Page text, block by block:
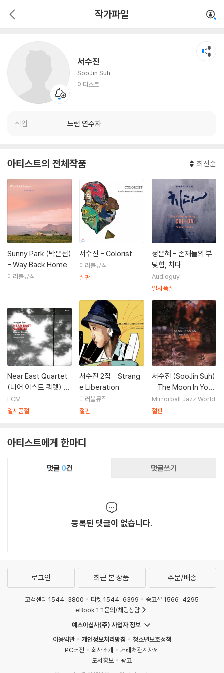
작가파일
서수진
SooJin Suh
아티스트
직업 드럼 연주자
아티스트의 전체작품 최신순
Sunny Park (박은선)
- Way Back Home
미러볼뮤직
서수진 - Colorist
미러볼뮤직
절판
정은혜 - 존재들의 부
딪힘, 치다
Audioguy
일시품절
Near East Quartet
(니어 이스트 쿼텟) -
Near East Quartet
ECM
일시품절
서수진 2집 - Strang
e Liberation
미러볼뮤직
절판
서수진 (SooJin Suh)
- The Moon In Your
Hand
Mirrorball Jazz World
절판
아티스트에게 한마디
댓글 0건 댓글쓰기
등록된 댓글이 없습니다.
로그인 최근 본 상품 주문/배송
고객센터 1544-3800 티켓 1544-6399
중고샵 1566-4295
eBook 1:1문의/채팅상담
예스이십사(주) 사업자 정보
이용약관
개인정보처리방침
청소년보호정책
PC버전
회사소개
거래처관계자께
도서홍보
광고